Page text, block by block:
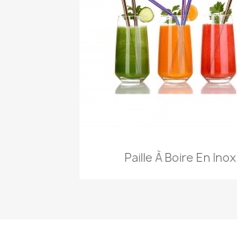
Paille À Boire En Inox